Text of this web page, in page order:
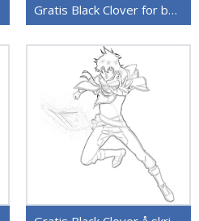
Gratis Black Clover for barn